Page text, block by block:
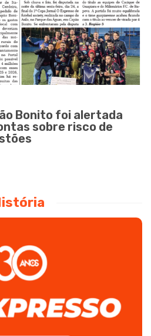
Bonito foi alertada
sobre risco de